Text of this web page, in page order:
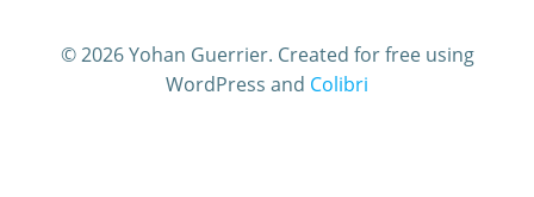
© 2026 Yohan Guerrier. Created for free using
WordPress and Colibri